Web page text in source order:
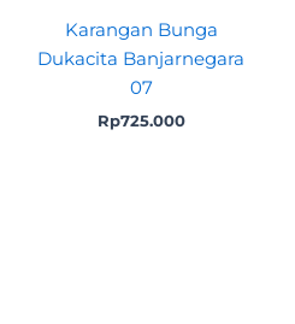
Karangan Bunga
Dukacita Banjarnegara
07
Rp725.000